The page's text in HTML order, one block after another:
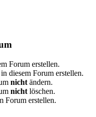
Forum erstellen.
diesem Forum erstellen.
nicht ändern.
nicht löschen.
Forum erstellen.